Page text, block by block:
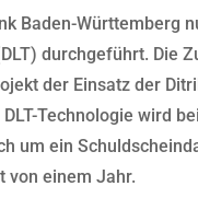
Baden-Württemberg
durchgeführt. Die
der Einsatz der
Technologie wird
um ein
von einem Jahr.